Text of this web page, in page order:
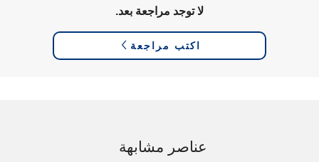
لا توجد مراجعة بعد.
اكتب مراجعة
عناصر مشابهة